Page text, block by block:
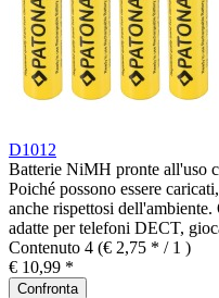
D1012
Batterie NiMH pronte all'uso
Poiché possono essere
anche rispettosi
adatte per telefoni DECT,
Contenuto 4 (€ 2,75 * / 1 )
€ 10,99 *
Confronta